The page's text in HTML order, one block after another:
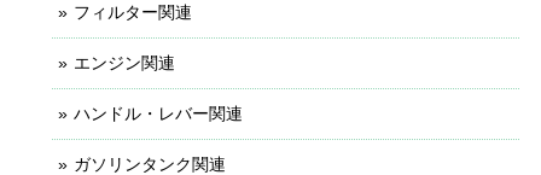
フィルター関連
エンジン関連
ハンドル・レバー関連
ガソリンタンク関連